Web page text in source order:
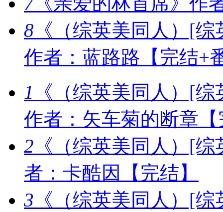
8 《（综英美同人）[
作者：蓝路路【完结+
1
《（综英美同人）[
作者：矢车菊的断章
2 《（综英美同人）[
者：卡酷因【完结】
3 《（综英美同人）[